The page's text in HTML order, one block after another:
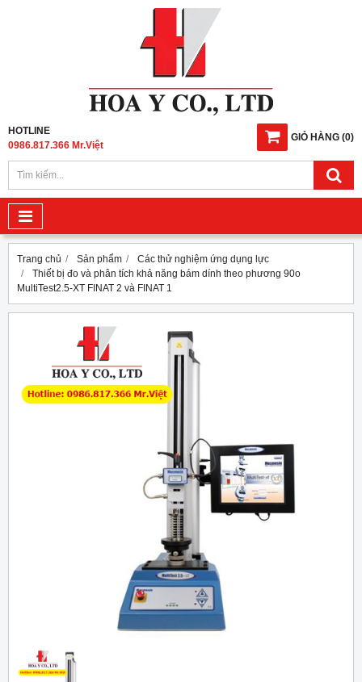
GIỎ HÀNG (0)
HOTLINE
0986.817.366 Mr.Việt
Trang chủ Sản phẩm
Các thử nghiệm ứng dụng lực
Thiết bị đo và phân tích khả năng bám dính theo phương 90o
MultiTest2.5-XT FINAT 2 và FINAT 1